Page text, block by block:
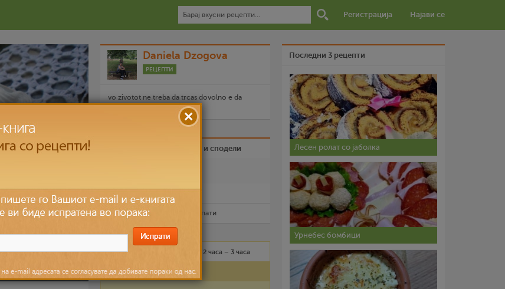
Регистрација Најави се
Daniela Dzogova
РЕЦЕПТИ
vo zivotot ne treba da trcas dovolno e da
trgnes na vreme
Биди вистински пријател и сподели
Испечати го рецептот
Рецептот е прочитан пати
Средно 2 часа – 3 часа
Состојки
Последни 3 рецепти
Лесен ролат со јаболка
Урнебес бомбици